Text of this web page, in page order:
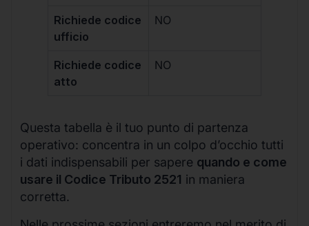
Richiede codice
ufficio
NO
Richiede codice
atto
NO
Questa tabella è il tuo punto di partenza
operativo: concentra in un colpo d’occhio tutti
i dati indispensabili per sapere quando e come
usare il Codice Tributo 2521 in maniera
corretta.